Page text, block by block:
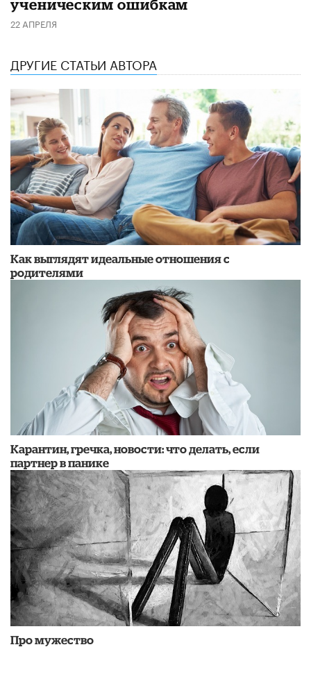
ученическим ошибкам
22 АПРЕЛЯ
ДРУГИЕ СТАТЬИ АВТОРА
Как выглядят идеальные отношения с
родителями
Карантин, гречка, новости: что делать, если
партнер в панике
Про мужество